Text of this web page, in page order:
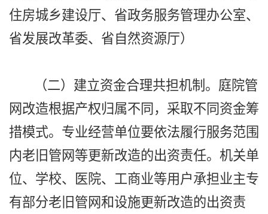
住房城乡建设厅、省政务服务管理办公室、
省发展改革委、省自然资源厅）
（二）建立资金合理共担机制。庭院管
网改造根据产权归属不同，采取不同资金筹
措模式。专业经营单位要依法履行服务范围
内老旧管网等更新改造的出资责任。机关单
位、学校、医院、工商业等用户承担业主专
有部分老旧管网和设施更新改造的出资责